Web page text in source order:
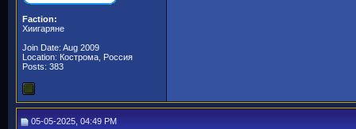
Faction:
Хиигаряне
Join Date: Aug 2009
Location: Кострома, Россия
Posts: 383
05-05-2025, 04:49 PM